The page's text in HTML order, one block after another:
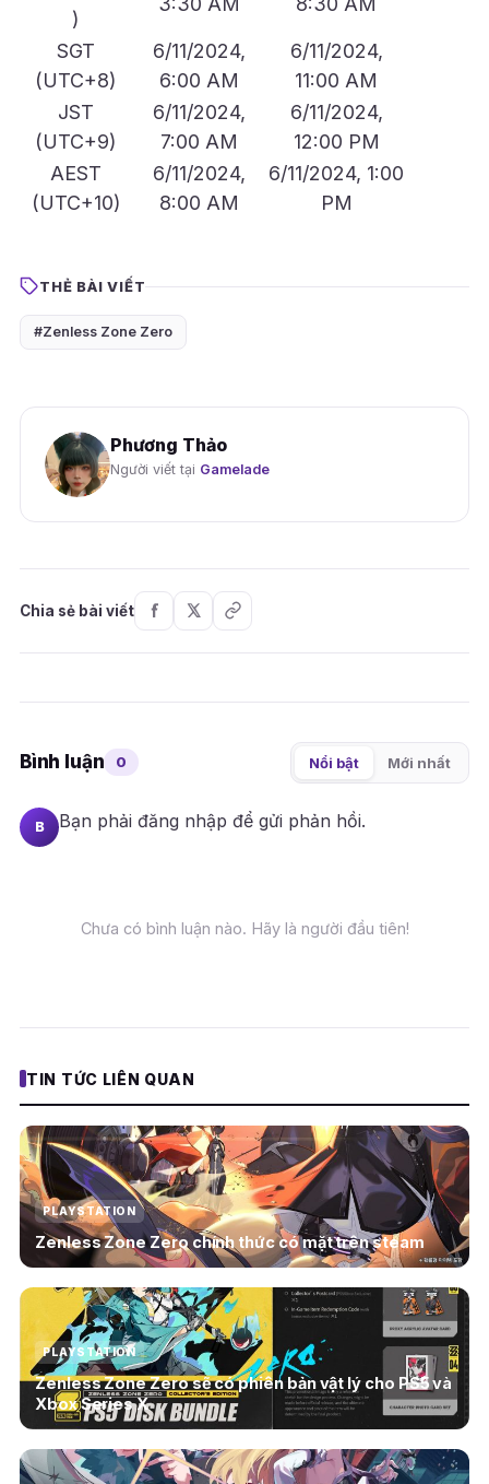
)
SGT
(UTC+8)
6/11/2024,
6:00 AM
6/11/2024,
11:00 AM
JST
(UTC+9)
6/11/2024,
7:00 AM
6/11/2024,
12:00 PM
AEST
(UTC+10)
6/11/2024,
8:00 AM
6/11/2024, 1:00
PM
THẺ BÀI VIẾT
#Zenless Zone Zero
Phương Thảo
Người viết tại Gamelade
Chia sẻ bài viết
Bình luận 0 Nổi bật Mới nhất
B Bạn phải đăng nhập để gửi phản hồi.
Chưa có bình luận nào. Hãy là người đầu tiên!
TIN TỨC LIÊN QUAN
PLAYSTATION
Zenless Zone Zero chính thức có mặt trên steam
PLAYSTATION
Zenless Zone Zero sẽ có phiên bản vật lý cho PS5 và
Xbox Series X